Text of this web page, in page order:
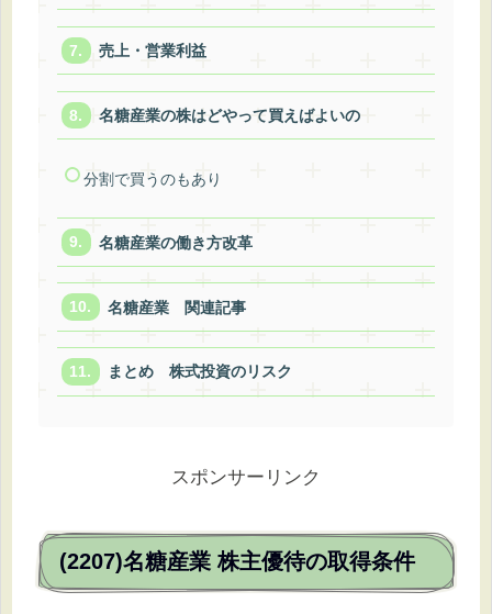
売上・営業利益
名糖産業の株はどやって買えばよいの
分割で買うのもあり
名糖産業の働き方改革
名糖産業 関連記事
まとめ 株式投資のリスク
スポンサーリンク
(2207)名糖産業 株主優待の取得条件